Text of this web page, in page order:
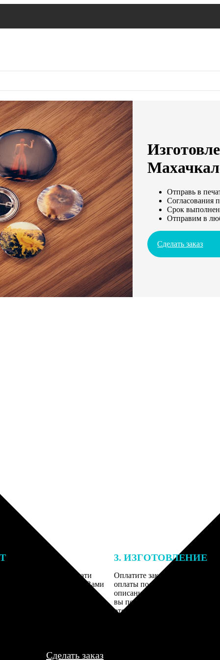
Отправь в
Согласования
Срок
Отправим в
Сделать заказ
заказа к печати
могут связаться с Вами
3. ИЗГОТОВЛЕНИЕ
Оплатите заказ банковской
оплаты получите
описанием заказа. Когда
вы получите письмо с трек-
отслеживания.
Сделать заказ